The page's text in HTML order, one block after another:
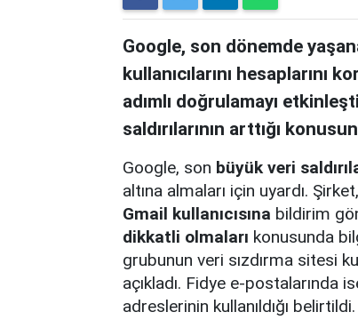
Google, son dönemde
kullanıcılarını hesaplarını
adımlı doğrulamayı
saldırılarının arttığı
Google, son büyük veri
altına almaları için uyardı.
Gmail kullanıcısına bildirim
dikkatli olmaları konusunda
grubunun veri sızdırma sitesi
açıkladı. Fidye e-postalarında
adreslerinin kullanıldığı belirtildi.